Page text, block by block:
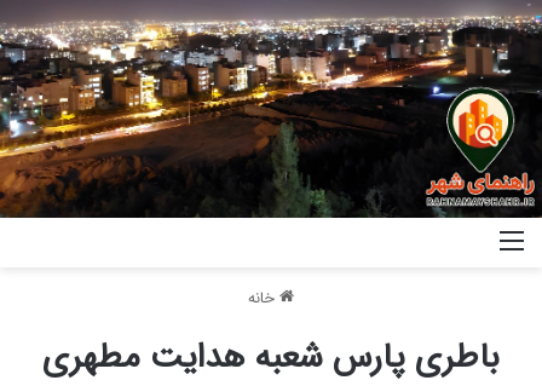
خانه
باطری پارس شعبه هدایت مطهری